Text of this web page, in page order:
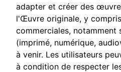
adapter et créer des
l'Œuvre originale, y
commerciales,
(imprimé, numérique,
à venir. Les utilisateurs
à condition de respecter